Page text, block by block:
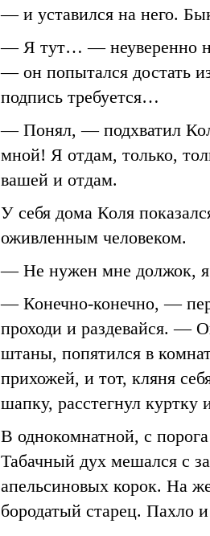
— и уставился на него.
— Я тут… — неуверенно
— он попытался достать
подпись требуется…
— Понял, — подхватил
мной! Я отдам, только,
вашей и отдам.
У себя дома Коля
оживленным человеком.
— Не нужен мне должок, я
— Конечно-конечно, —
проходи и раздевайся. —
штаны, попятился в
прихожей, и тот, кляня
шапку, расстегнул куртку
В однокомнатной, с
Табачный дух мешался с
апельсиновых корок. На
бородатый старец. Пахло